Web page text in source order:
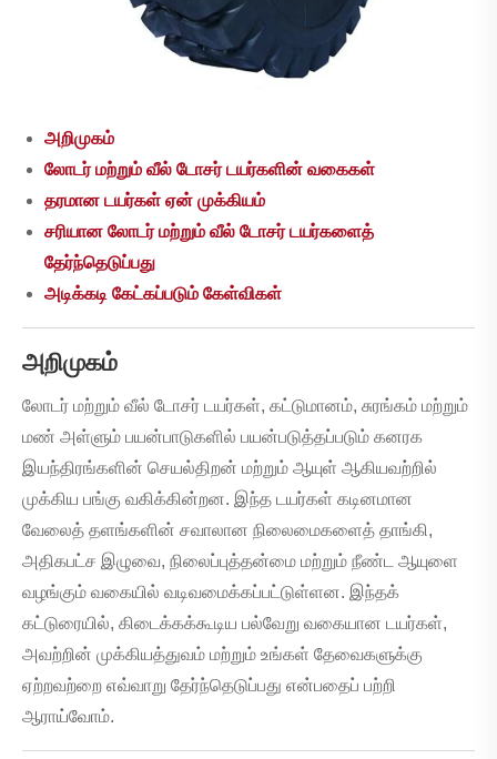
அறிமுகம்
லோடர் மற்றும் வீல் டோசர் டயர்களின் வகைகள்
தரமான டயர்கள் ஏன் முக்கியம்
சரியான லோடர் மற்றும் வீல் டோசர் டயர்களைத்
தேர்ந்தெடுப்பது
அடிக்கடி கேட்கப்படும் கேள்விகள்
அறிமுகம்
லோடர் மற்றும் வீல் டோசர் டயர்கள், கட்டுமானம், சுரங்கம் மற்றும்
மண் அள்ளும் பயன்பாடுகளில் பயன்படுத்தப்படும் கனரக
இயந்திரங்களின் செயல்திறன் மற்றும் ஆயுள் ஆகியவற்றில்
முக்கிய பங்கு வகிக்கின்றன. இந்த டயர்கள் கடினமான
வேலைத் தளங்களின் சவாலான நிலைமைகளைத் தாங்கி,
அதிகபட்ச இழுவை, நிலைப்புத்தன்மை மற்றும் நீண்ட ஆயுளை
வழங்கும் வகையில் வடிவமைக்கப்பட்டுள்ளன. இந்தக்
கட்டுரையில், கிடைக்கக்கூடிய பல்வேறு வகையான டயர்கள்,
அவற்றின் முக்கியத்துவம் மற்றும் உங்கள் தேவைகளுக்கு
ஏற்றவற்றை எவ்வாறு தேர்ந்தெடுப்பது என்பதைப் பற்றி
ஆராய்வோம்.